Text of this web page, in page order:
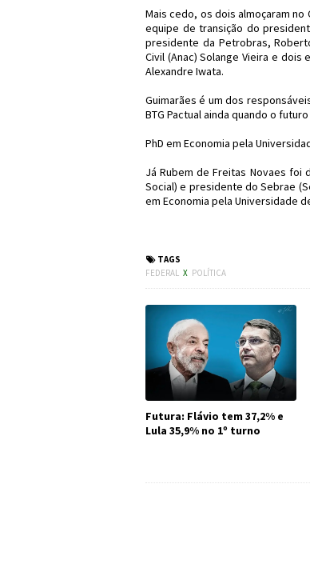
Mais cedo, os dois almoçaram no
equipe de transição do
presidente da Petrobras,
Civil (Anac) Solange Vieira e
Alexandre Iwata.
Guimarães é um dos
BTG Pactual ainda quando o
PhD em Economia pela
Já Rubem de Freitas Novaes foi
Social) e presidente do Sebrae
em Economia pela Universidade
TAGS
FEDERAL X POLÍTICA
Futura: Flávio tem 37,2% e
Lula 35,9% no 1º turno